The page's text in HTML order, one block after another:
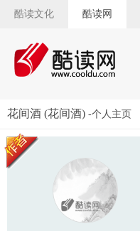
酷读文化 酷读网
花间酒 (花间酒) -个人主页